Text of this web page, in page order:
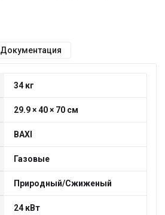
Документация
34 кг
29.9 × 40 × 70 см
BAXI
Газовые
Природный/Сжиженый
24 кВт